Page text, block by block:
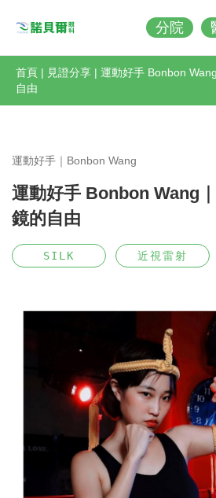
分院
首頁 | 見證分享 | 運動好手 Bonbon
自由
運動好手｜Bonbon Wang
運動好手 Bonbon Wang
鏡的自由
SILK 近視雷射